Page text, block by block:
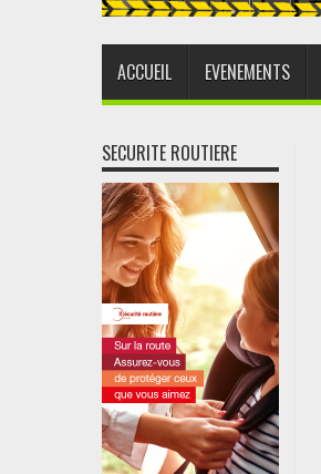
ACCUEIL EVENEMENTS
SECURITE ROUTIERE